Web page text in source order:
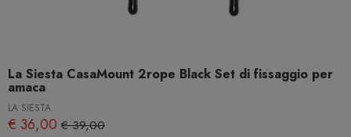
La Siesta CasaMount 2rope Black Set di fissaggio per
amaca
LA SIESTA
€ 36,00 € 39,00